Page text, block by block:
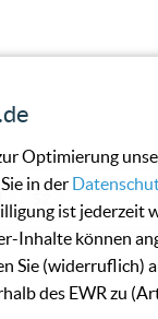
Optimierung
in der
ist jederzeit
Inhalte können
Sie (widerruflich)
des EWR zu